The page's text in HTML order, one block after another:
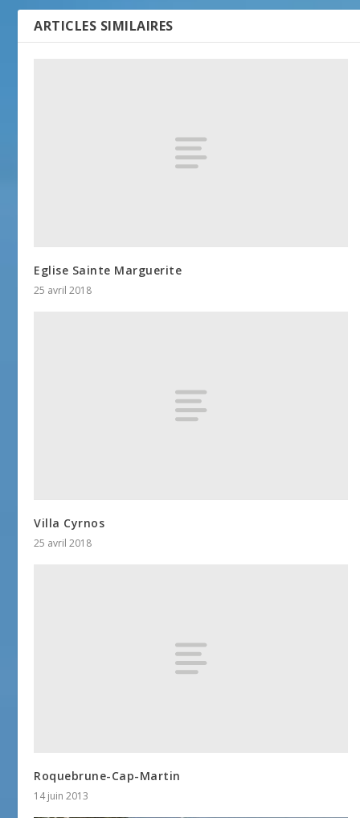
ARTICLES SIMILAIRES
Eglise Sainte Marguerite
25 avril 2018
Villa Cyrnos
25 avril 2018
Roquebrune-Cap-Martin
14 juin 2013